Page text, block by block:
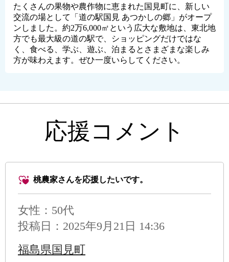
たくさんの果物や農作物に恵まれた国見町に、新しい
交流の場として「道の駅国見 あつかしの郷」がオープ
ンしました。約2万6,000㎡という広大な敷地は、東北地
方でも最大級の道の駅で、ショッピングだけではな
く、食べる、学ぶ、遊ぶ、泊まるとさまざまな楽しみ
方が味わえます。ぜひ一度いらしてください。
応援コメント
桃農家さんを応援したいです。
女性：50代
投稿日：2025年9月21日 14:36
福島県国見町